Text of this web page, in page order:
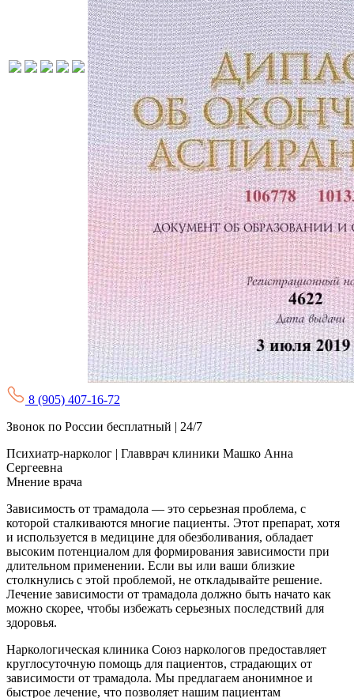
8 (905) 407-16-72
Звонок по России бесплатный | 24/7
Психиатр-нарколог | Главврач клиники Машко Анна
Сергеевна
Мнение врача
Зависимость от трамадола — это серьезная проблема, с
которой сталкиваются многие пациенты. Этот препарат, хотя
и используется в медицине для обезболивания, обладает
высоким потенциалом для формирования зависимости при
длительном применении. Если вы или ваши близкие
столкнулись с этой проблемой, не откладывайте решение.
Лечение зависимости от трамадола должно быть начато как
можно скорее, чтобы избежать серьезных последствий для
здоровья.
Наркологическая клиника Союз наркологов предоставляет
круглосуточную помощь для пациентов, страдающих от
зависимости от трамадола. Мы предлагаем анонимное и
быстрое лечение, что позволяет нашим пациентам